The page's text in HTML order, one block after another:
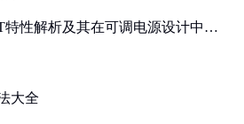
特性解析及其在可调电源设计中的
大全